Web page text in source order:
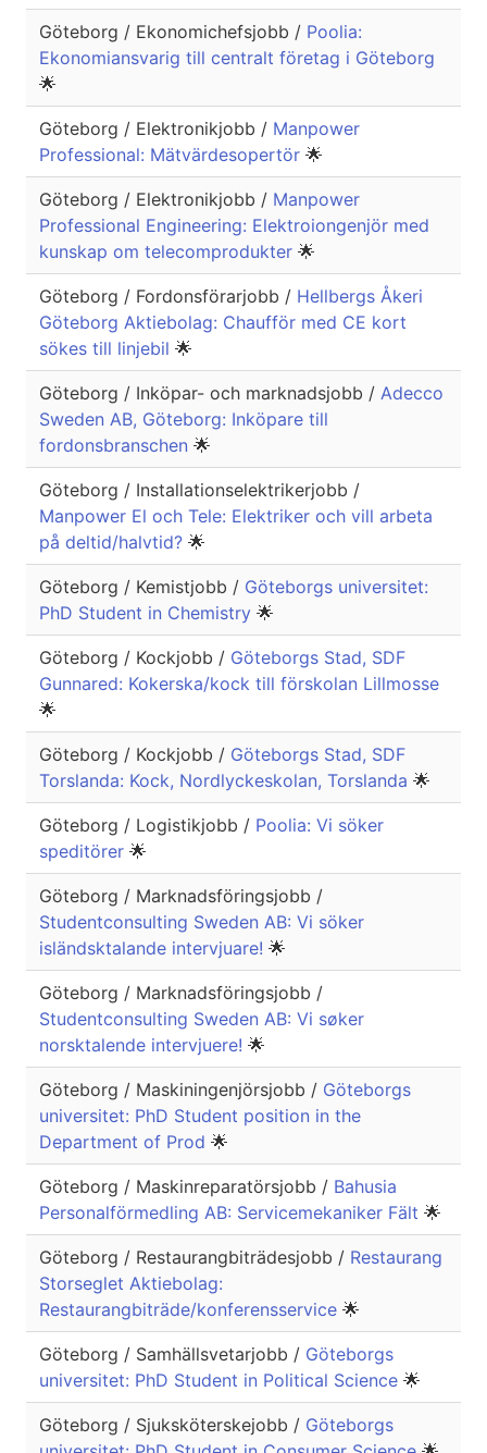
Göteborg / Ekonomichefsjobb / Poolia:
Ekonomiansvarig till centralt företag i Göteborg
🌟
Göteborg / Elektronikjobb / Manpower
Professional: Mätvärdesopertör 🌟
Göteborg / Elektronikjobb / Manpower
Professional Engineering: Elektroiongenjör med
kunskap om telecomprodukter 🌟
Göteborg / Fordonsförarjobb / Hellbergs Åkeri
Göteborg Aktiebolag: Chaufför med CE kort
sökes till linjebil 🌟
Göteborg / Inköpar- och marknadsjobb / Adecco
Sweden AB, Göteborg: Inköpare till
fordonsbranschen 🌟
Göteborg / Installationselektrikerjobb /
Manpower El och Tele: Elektriker och vill arbeta
på deltid/halvtid? 🌟
Göteborg / Kemistjobb / Göteborgs universitet:
PhD Student in Chemistry 🌟
Göteborg / Kockjobb / Göteborgs Stad, SDF
Gunnared: Kokerska/kock till förskolan Lillmosse
🌟
Göteborg / Kockjobb / Göteborgs Stad, SDF
Torslanda: Kock, Nordlyckeskolan, Torslanda 🌟
Göteborg / Logistikjobb / Poolia: Vi söker
speditörer 🌟
Göteborg / Marknadsföringsjobb /
Studentconsulting Sweden AB: Vi söker
isländsktalande intervjuare! 🌟
Göteborg / Marknadsföringsjobb /
Studentconsulting Sweden AB: Vi søker
norsktalende intervjuere! 🌟
Göteborg / Maskiningenjörsjobb / Göteborgs
universitet: PhD Student position in the
Department of Prod 🌟
Göteborg / Maskinreparatörsjobb / Bahusia
Personalförmedling AB: Servicemekaniker Fält 🌟
Göteborg / Restaurangbiträdesjobb / Restaurang
Storseglet Aktiebolag:
Restaurangbiträde/konferensservice 🌟
Göteborg / Samhällsvetarjobb / Göteborgs
universitet: PhD Student in Political Science 🌟
Göteborg / Sjuksköterskejobb / Göteborgs